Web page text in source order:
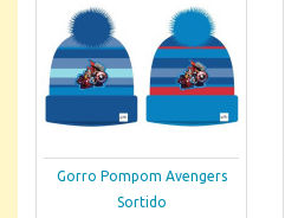
Gorro Pompom Avengers
Sortido